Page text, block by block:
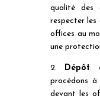
qualité des
respecter les
offices au
une
2. Dépôt
procédons
devant les